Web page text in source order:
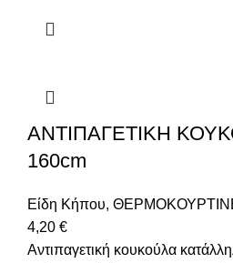
ΑΝΤΙΠΑΓΕΤΙΚΗ
160cm
Είδη Κήπου,
4,20 €
Αντιπαγετική κουκούλα